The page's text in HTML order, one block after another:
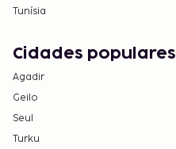
Tunísia
Cidades populares
Agadir
Geilo
Seul
Turku